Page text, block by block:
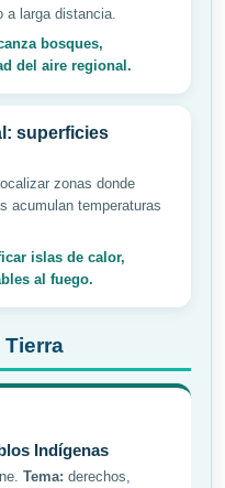
a larga distancia.
bosques,
del aire regional.
superficies
zonas donde
acumulan temperaturas
islas de calor,
al fuego.
Indígenas
Tema: derechos,